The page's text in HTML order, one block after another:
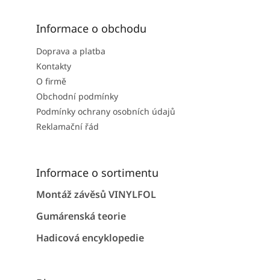
Informace o obchodu
Doprava a platba
Kontakty
O firmě
Obchodní podmínky
Podmínky ochrany osobních údajů
Reklamační řád
Informace o sortimentu
Montáž závěsů VINYLFOL
Gumárenská teorie
Hadicová encyklopedie